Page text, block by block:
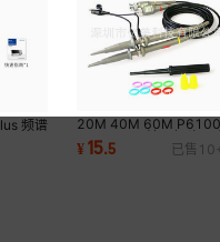
频谱
20M 40M 60M P6100
100MHz示波器探头10
1兼容泰克普源安泰信等
¥15.5 已售